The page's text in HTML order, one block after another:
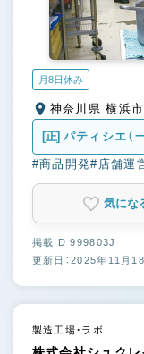
月8日休み
[正] パティシエ（
#商品開発#店舗運
気にな
掲載ID 999803J
更新日：2025年11月
製造工場・ラボ